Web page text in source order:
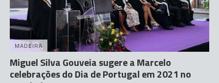
MADEIRA
Miguel Silva Gouveia sugere a Marcelo
celebrações do Dia de Portugal em 2021 no